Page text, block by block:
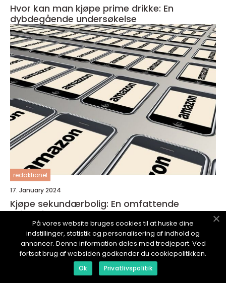
Hvor kan man kjøpe prime drikke: En
dybdegående undersøkelse
redaktionel
17. January 2024
Kjøpe sekundærbolig: En omfattende
veiledning
NORSKWEBSHOP.no
På vores website bruges cookies til at huske dine
indstillinger, statistik og personalisering af indhold og
annoncer. Denne information deles med tredjepart. Ved
fortsat brug af websiden godkender du cookiepolitikken.
Ok Privatlivspolitik